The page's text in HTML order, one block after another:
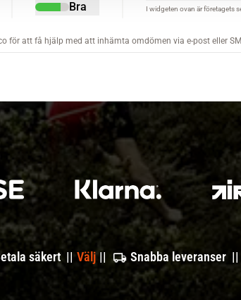
säkert || Välj Snabba leveranser ||